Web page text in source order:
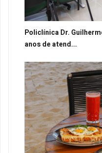
Policlínica Dr.
anos de atend...